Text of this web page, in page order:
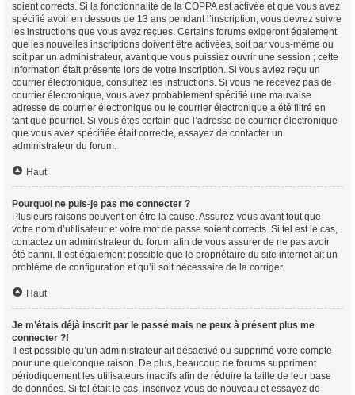
soient corrects. Si la fonctionnalité de la COPPA est activée et que vous avez
spécifié avoir en dessous de 13 ans pendant l’inscription, vous devrez suivre
les instructions que vous avez reçues. Certains forums exigeront également
que les nouvelles inscriptions doivent être activées, soit par vous-même ou
soit par un administrateur, avant que vous puissiez ouvrir une session ; cette
information était présente lors de votre inscription. Si vous aviez reçu un
courrier électronique, consultez les instructions. Si vous ne recevez pas de
courrier électronique, vous avez probablement spécifié une mauvaise
adresse de courrier électronique ou le courrier électronique a été filtré en
tant que pourriel. Si vous êtes certain que l’adresse de courrier électronique
que vous avez spécifiée était correcte, essayez de contacter un
administrateur du forum.
Haut
Pourquoi ne puis-je pas me connecter ?
Plusieurs raisons peuvent en être la cause. Assurez-vous avant tout que
votre nom d’utilisateur et votre mot de passe soient corrects. Si tel est le cas,
contactez un administrateur du forum afin de vous assurer de ne pas avoir
été banni. Il est également possible que le propriétaire du site internet ait un
problème de configuration et qu’il soit nécessaire de la corriger.
Haut
Je m’étais déjà inscrit par le passé mais ne peux à présent plus me
connecter ?!
Il est possible qu’un administrateur ait désactivé ou supprimé votre compte
pour une quelconque raison. De plus, beaucoup de forums suppriment
périodiquement les utilisateurs inactifs afin de réduire la taille de leur base
de données. Si tel était le cas, inscrivez-vous de nouveau et essayez de